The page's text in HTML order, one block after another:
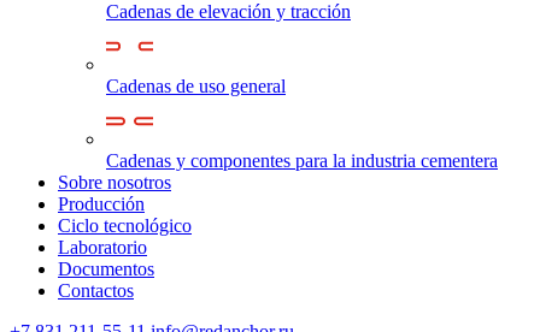
Cadenas de elevación y tracción
Cadenas de uso general
Cadenas y componentes para la industria cementera
Sobre nosotros
Producción
Ciclo tecnológico
Laboratorio
Documentos
Contactos